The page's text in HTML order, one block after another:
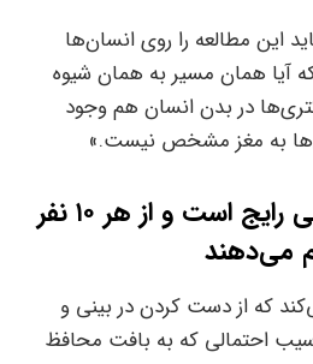
این مطالعه را روی انسان‌ها
آیا همان مسیر به همان شیوه
در بدن انسان هم وجود
به مغز مشخص نیست.»
انگشت کردن در بینی رایج است و از هر ۱۰ نفر
می‌دهند
که از دست کردن در بینی و
احتمالی که به بافت محافظ